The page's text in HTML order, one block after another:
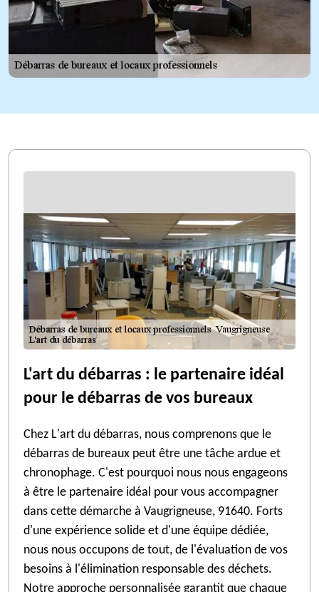
L'art du débarras : le partenaire idéal
pour le débarras de vos bureaux
Chez L'art du débarras, nous comprenons que le
débarras de bureaux peut être une tâche ardue et
chronophage. C'est pourquoi nous nous engageons
à être le partenaire idéal pour vous accompagner
dans cette démarche à Vaugrigneuse, 91640. Forts
d'une expérience solide et d'une équipe dédiée,
nous nous occupons de tout, de l'évaluation de vos
besoins à l'élimination responsable des déchets.
Notre approche personnalisée garantit que chaque